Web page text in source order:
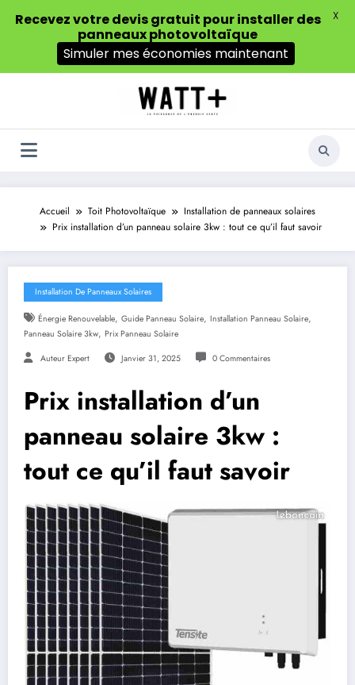
Accueil Toit Photovoltaïque
Installation de panneaux solaires
Prix installation d’un panneau solaire 3kw : tout ce qu’il faut savoir
Installation De Panneaux Solaires
Énergie Renouvelable, Guide Panneau Solaire, Installation Panneau Solaire,
Panneau Solaire 3kw, Prix Panneau Solaire
Auteur Expert Janvier 31, 2025 0 Commentaires
Prix installation d’un
panneau solaire 3kw :
tout ce qu’il faut savoir
Recevez votre devis gratuit pour installer des
panneaux photovoltaïque
Simuler mes économies maintenant
X